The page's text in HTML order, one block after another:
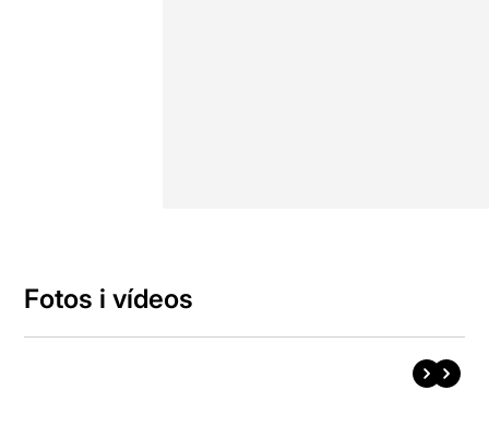
Fotos i vídeos